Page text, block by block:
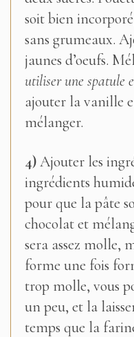
soit bien
sans grumeaux.
jaunes d’oeufs.
utiliser une spatule
ajouter la vanille
mélanger.
4)Ajouter les
ingrédients
pour que la pâte
chocolat et
sera assez molle,
forme une fois
trop molle, vous
un peu, et la
temps que la